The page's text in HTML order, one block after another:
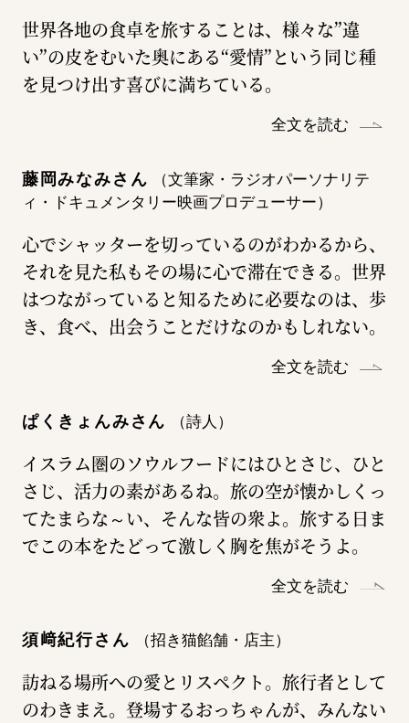
世界各地の食卓を旅することは、様々な”違
い”の皮をむいた奥にある“愛情”という同じ種
を見つけ出す喜びに満ちている。
全文を読む
藤岡みなみさん
（文筆家・ラジオパーソナリテ
ィ・ドキュメンタリー映画プロデューサー）
心でシャッターを切っているのがわかるから、
それを見た私もその場に心で滞在できる。世界
はつながっていると知るために必要なのは、歩
き、食べ、出会うことだけなのかもしれない。
全文を読む
ぱくきょんみさん （詩人）
イスラム圏のソウルフードにはひとさじ、ひと
さじ、活力の素があるね。旅の空が懐かしくっ
てたまらな～い、そんな皆の衆よ。旅する日ま
でこの本をたどって激しく胸を焦がそうよ。
全文を読む
須﨑紀行さん （招き猫餡舗・店主）
訪ねる場所への愛とリスペクト。旅行者として
のわきまえ。登場するおっちゃんが、みんない